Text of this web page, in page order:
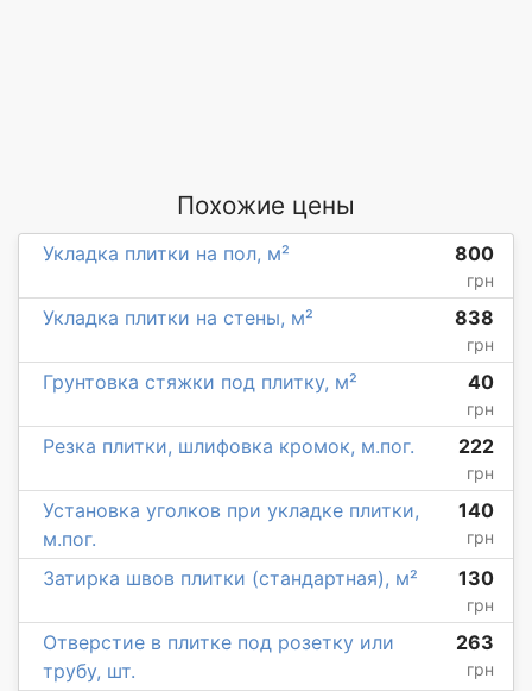
Похожие цены
Укладка плитки на пол, м² 800
грн
Укладка плитки на стены, м² 838
грн
Грунтовка стяжки под плитку, м² 40
грн
Резка плитки, шлифовка кромок, м.пог. 222
грн
Установка уголков при укладке плитки,
м.пог.
140
грн
Затирка швов плитки (стандартная), м² 130
грн
Отверстие в плитке под розетку или
трубу, шт.
263
грн